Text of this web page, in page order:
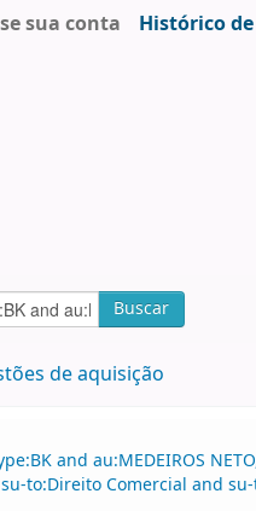
sua conta Histórico
Buscar
de aquisição
and au:MEDEIROS
to:Direito Comercial and